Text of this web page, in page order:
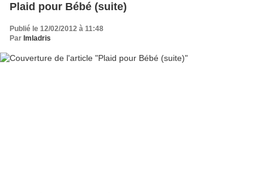
Plaid pour Bébé (suite)
Publié le 12/02/2012 à 11:48
Par Imladris